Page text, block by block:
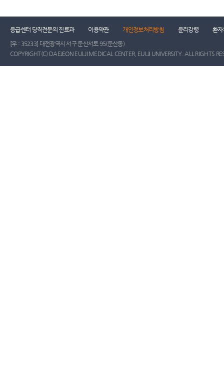
응급센터 당직전문의 진료과 이용약관 개인정보처리방침 윤리강령
환자
[우 : 35233] 대전광역시 서구 둔산서로 95(둔산동)
COPYRIGHT(C) DAEJEON EULJI MEDICAL CENTER, EULJI UNIVERSITY. ALL RIGHTS